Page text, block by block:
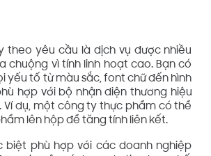
theo yêu cầu là dịch vụ được nhiều
chuộng vì tính linh hoạt cao. Bạn có
yếu tố từ màu sắc, font chữ đến hình
hợp với bộ nhận diện thương hiệu
dụ, một công ty thực phẩm có thể
lên hộp để tăng tính liên kết.
biệt phù hợp với các doanh nghiệp